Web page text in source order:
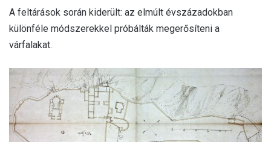
A feltárások során kiderült: az elmúlt évszázadokban
különféle módszerekkel próbálták megerősíteni a
várfalakat.